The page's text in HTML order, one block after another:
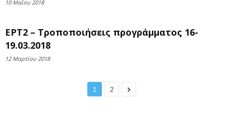
10 Μαΐου 2018
ΕΡΤ2 – Τροποποιήσεις προγράμματος 16-
19.03.2018
12 Μαρτίου 2018
1 2